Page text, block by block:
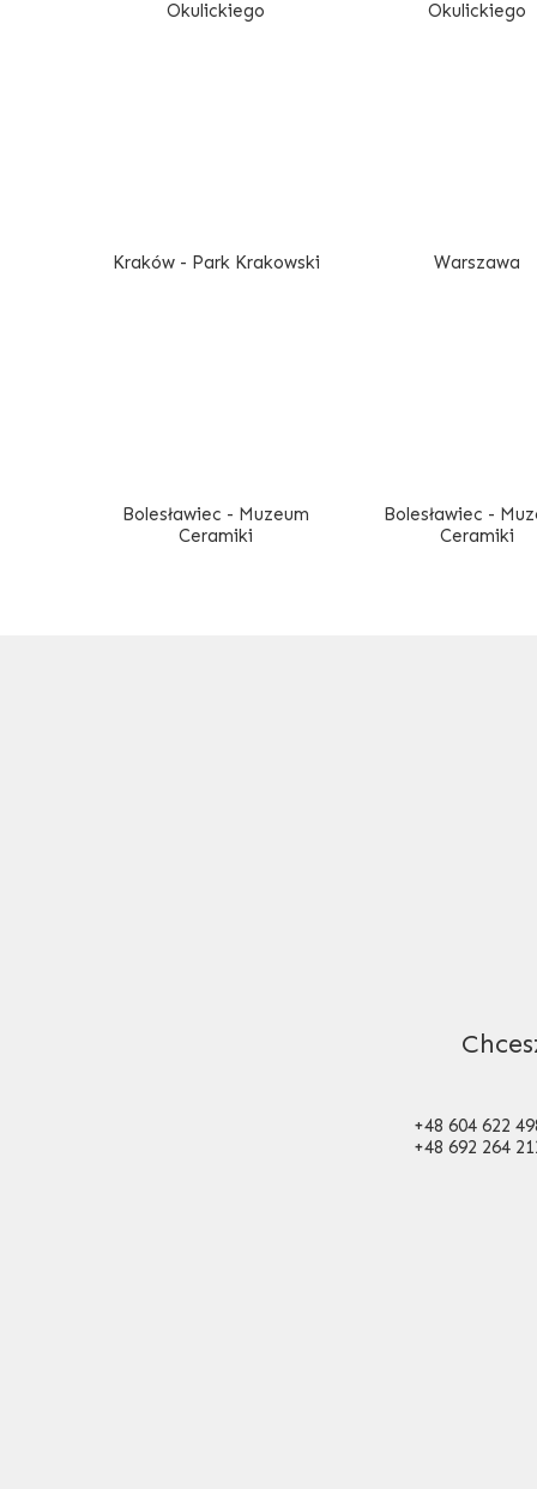
+48 604 622
+48 692 264
Okulickiego
Okulickiego
Kraków - Park Krakowski Warszawa
Bolesławiec - Muzeum
Ceramiki
Bolesławiec -
Ceramiki